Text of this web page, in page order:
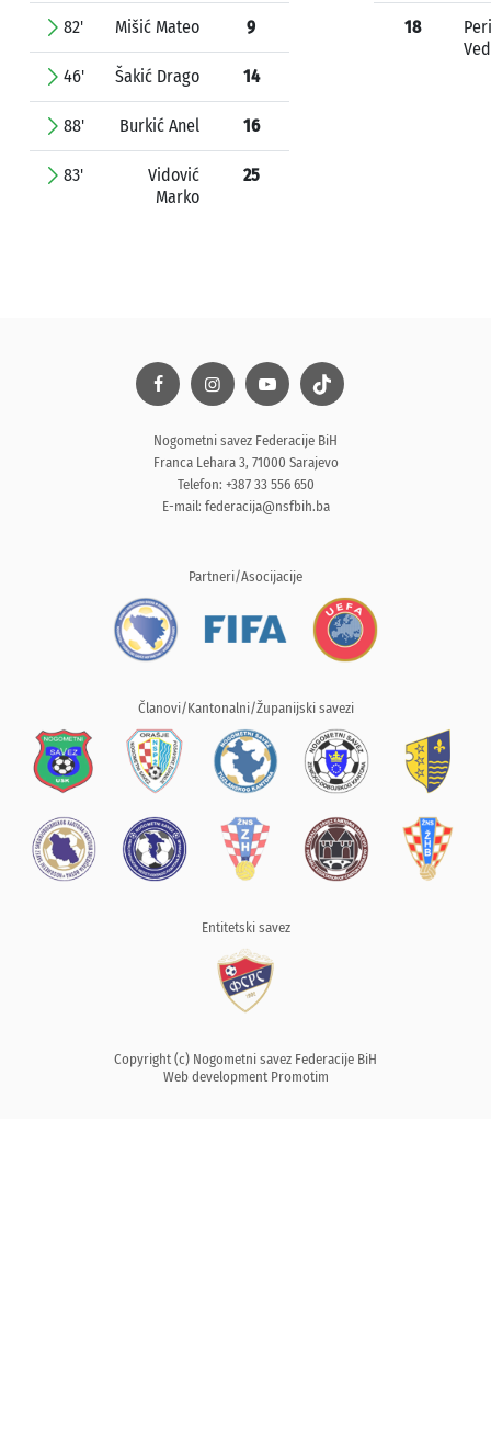
82' Mišić Mateo 9
46' Šakić Drago 14
88' Burkić Anel 16
83'
Vidović
Marko
25
18
Nogometni savez Federacije BiH
Franca Lehara 3, 71000 Sarajevo
Telefon: +387 33 556 650
E-mail: federacija@nsfbih.ba
Partneri/Asocijacije
Članovi/Kantonalni/Županijski savezi
Entitetski savez
Copyright (c) Nogometni savez Federacije BiH
Web development Promotim